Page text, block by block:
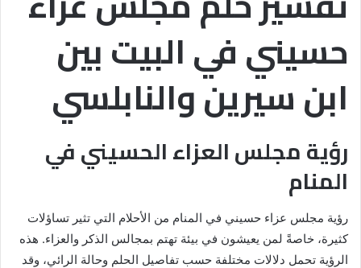
حسيني في البيت بين
ابن سيرين والنابلسي
رؤية مجلس العزاء الحسيني في
المنام
رؤية مجلس عزاء حسيني في المنام من الأحلام التي تثير تساؤلات
كثيرة، خاصةً لمن يعيشون في بيئة تهتم بمجالس الذكر والعزاء. هذه
الرؤية تحمل دلالات مختلفة حسب تفاصيل الحلم وحالة الرائي، وقد